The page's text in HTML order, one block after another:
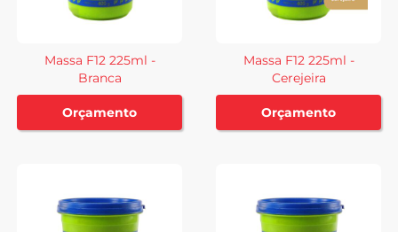
Massa F12 225ml -
Branca
Orçamento
Massa F12 225ml -
Cerejeira
Orçamento